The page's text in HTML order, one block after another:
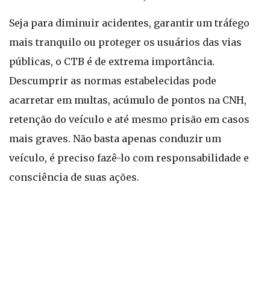
Seja para diminuir acidentes, garantir um tráfego
mais tranquilo ou proteger os usuários das vias
públicas, o CTB é de extrema importância.
Descumprir as normas estabelecidas pode
acarretar em multas, acúmulo de pontos na CNH,
retenção do veículo e até mesmo prisão em casos
mais graves. Não basta apenas conduzir um
veículo, é preciso fazê-lo com responsabilidade e
consciência de suas ações.